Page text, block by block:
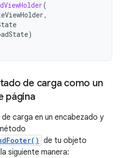
(
,
)
de carga como un
página
carga en un encabezado y
de tu objeto
siguiente manera: